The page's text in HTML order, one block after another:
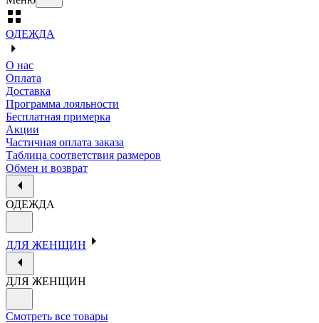
ОДЕЖДА
О нас
Оплата
Доставка
Программа лояльности
Бесплатная примерка
Акции
Частичная оплата заказа
Таблица соответствия размеров
Обмен и возврат
ОДЕЖДА
ДЛЯ ЖЕНЩИН
ДЛЯ ЖЕНЩИН
Смотреть все товары